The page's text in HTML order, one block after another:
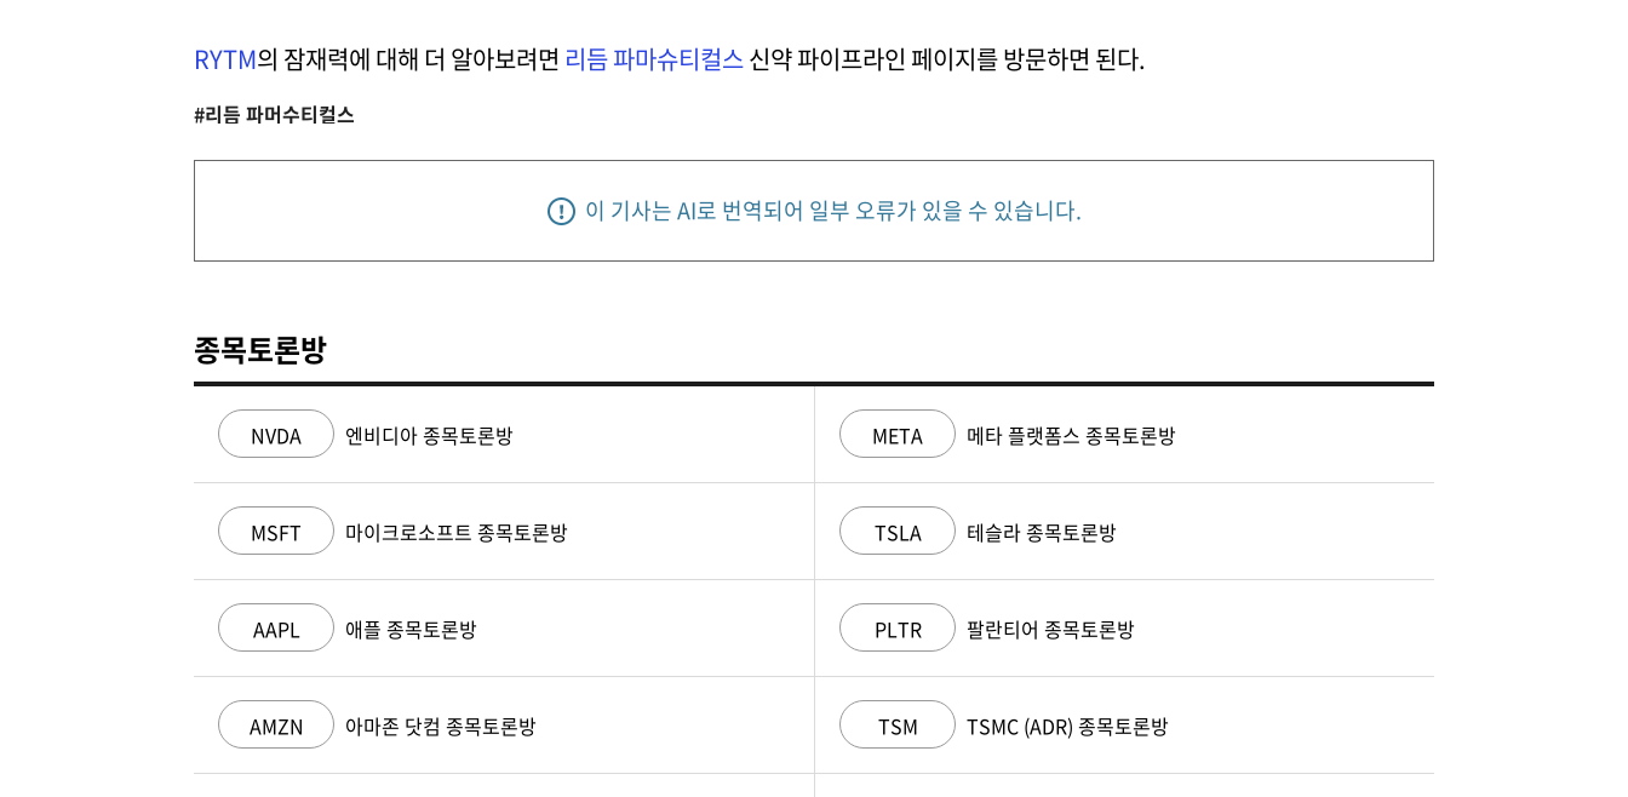
RYTM의 잠재력에 대해 더 알아보려면 리듬 파마슈티컬스신약 파이프라인 페이지를 방문하면 된다.
#리듬 파머수티컬스
이 기사는 AI로 번역되어 일부 오류가 있을 수 있습니다.
종목토론방
NVDA 엔비디아 종목토론방
MSFT 마이크로소프트 종목토론방
AAPL 애플 종목토론방
AMZN 아마존 닷컴 종목토론방
META 메타 플랫폼스 종목토론방
TSLA 테슬라 종목토론방
PLTR 팔란티어 종목토론방
TSM TSMC (ADR) 종목토론방